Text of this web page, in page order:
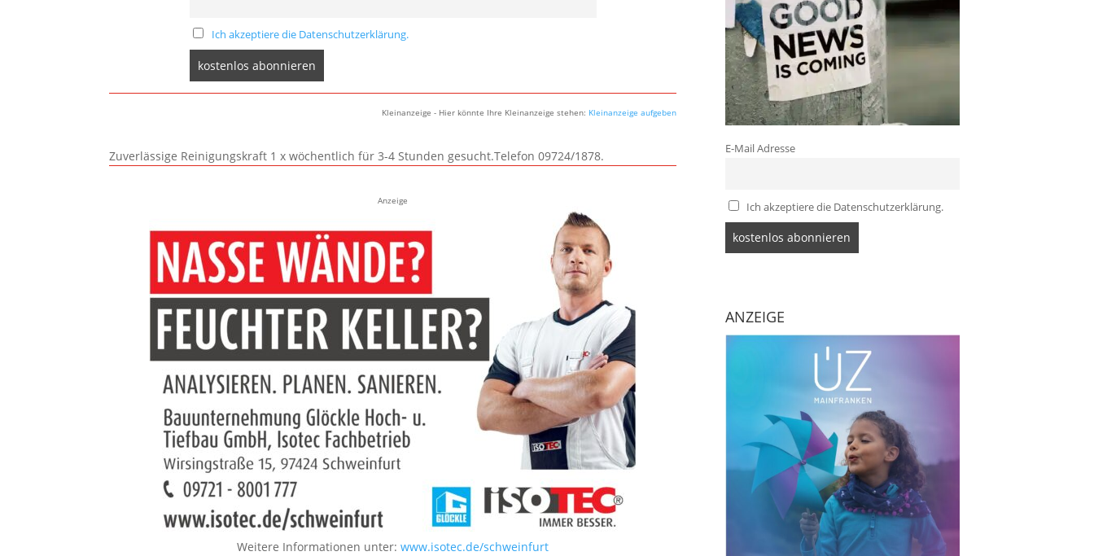
Ich akzeptiere die Datenschutzerklärung.
Kleinanzeige - Hier könnte Ihre Kleinanzeige stehen: Kleinanzeige aufgeben
Zuverlässige Reinigungskraft 1 x wöchentlich für 3-4 Stunden gesucht.Telefon 09724/1878.
Anzeige
Weitere Informationen unter:www.isotec.de/schweinfurt
E-Mail Adresse
Ich akzeptiere die Datenschutzerklärung.
ANZEIGE